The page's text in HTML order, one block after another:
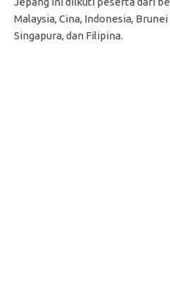
Malaysia, Cina, Indonesia,
Singapura, dan Filipina.